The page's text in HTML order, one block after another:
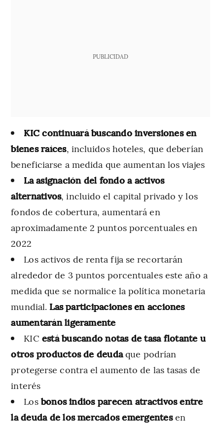
PUBLICIDAD
KIC continuará buscando inversiones en
bienes raíces, incluidos hoteles, que deberían
beneficiarse a medida que aumentan los viajes
La asignación del fondo a activos
alternativos, incluido el capital privado y los
fondos de cobertura, aumentará en
aproximadamente 2 puntos porcentuales en
2022
Los activos de renta fija se recortarán
alrededor de 3 puntos porcentuales este año a
medida que se normalice la política monetaria
mundial. Las participaciones en acciones
aumentarán ligeramente
KIC está buscando notas de tasa flotante u
otros productos de deudaque podrían
protegerse contra el aumento de las tasas de
interés
Los bonos indios parecen atractivos entre
la deuda de los mercados emergentesen